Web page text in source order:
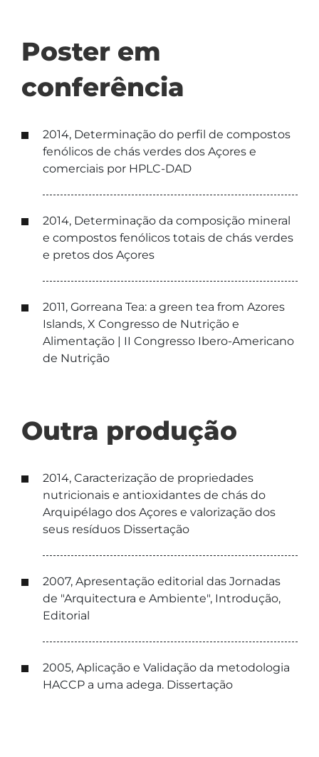
Poster em
conferência
2014, Determinação do perfil de compostos
fenólicos de chás verdes dos Açores e
comerciais por HPLC-DAD
2014, Determinação da composição mineral
e compostos fenólicos totais de chás verdes
e pretos dos Açores
2011, Gorreana Tea: a green tea from Azores
Islands, X Congresso de Nutrição e
Alimentação | II Congresso Ibero-Americano
de Nutrição
Outra produção
2014, Caracterização de propriedades
nutricionais e antioxidantes de chás do
Arquipélago dos Açores e valorização dos
seus resíduos Dissertação
2007, Apresentação editorial das Jornadas
de "Arquitectura e Ambiente", Introdução,
Editorial
2005, Aplicação e Validação da metodologia
HACCP a uma adega. Dissertação